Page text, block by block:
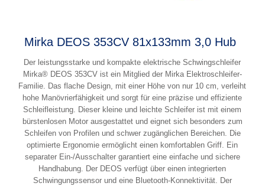
Mirka DEOS 353CV 81x133mm 3,0 Hub
Der leistungsstarke und kompakte elektrische Schwingschleifer
Mirka® DEOS 353CV ist ein Mitglied der Mirka Elektroschleifer-
Familie. Das flache Design, mit einer Höhe von nur 10 cm, verleiht
hohe Manövrierfähigkeit und sorgt für eine präzise und effiziente
Schleifleistung. Dieser kleine und leichte Schleifer ist mit einem
bürstenlosen Motor ausgestattet und eignet sich besonders zum
Schleifen von Profilen und schwer zugänglichen Bereichen. Die
optimierte Ergonomie ermöglicht einen komfortablen Griff. Ein
separater Ein-/Ausschalter garantiert eine einfache und sichere
Handhabung. Der DEOS verfügt über einen integrierten
Schwingungssensor und eine Bluetooth-Konnektivität. Der